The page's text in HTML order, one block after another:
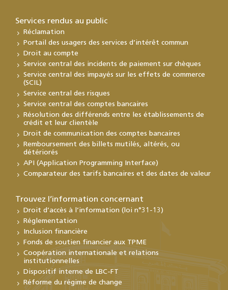
Services rendus au public
Réclamation
Portail des usagers des services d’intérêt commun
Droit au compte
Service central des incidents de paiement sur chèques
Service central des impayés sur les effets de commerce
(SCIL)
Service central des risques
Service central des comptes bancaires
Résolution des différends entre les établissements de
crédit et leur clientèle
Droit de communication des comptes bancaires
Remboursement des billets mutilés, altérés, ou
détériorés
API (Application Programming Interface)
Comparateur des tarifs bancaires et des dates de valeur
Trouvez l’information concernant
Droit d’accès à l’information (loi n°31-13)
Réglementation
Inclusion financière
Fonds de soutien financier aux TPME
Coopération internationale et relations
institutionnelles
Dispositif interne de LBC-FT
Réforme du régime de change